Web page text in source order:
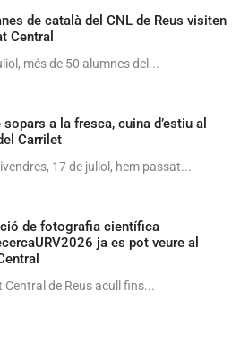
de català del CNL de Reus visiten
Central
més de 50 alumnes del...
sopars a la fresca, cuina d’estiu al
Carrilet
17 de juliol, hem passat...
de fotografia científica
ja es pot veure al
Central de Reus acull fins...